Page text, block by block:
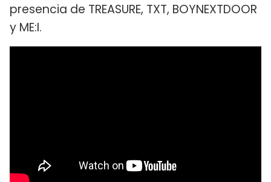
presencia de TREASURE, TXT, BOYNEXTDOOR
y ME:I.